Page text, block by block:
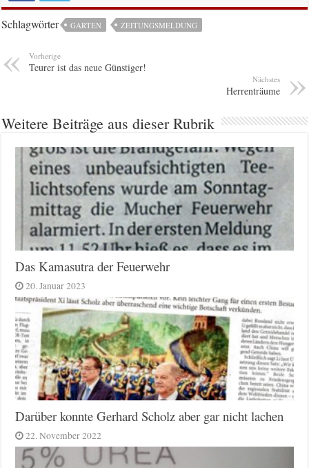
Schlagwörter GARTEN ZEITUNGSMELDUNG
Vorherige
Teurer ist das neue Günstiger!
Nächstes
Herrenträume
Weitere Beiträge aus dieser Rubrik
Das Kamasutra der Feuerwehr
20. Januar 2023
Darüber konnte Gerhard Scholz aber gar nicht lachen
22. November 2022